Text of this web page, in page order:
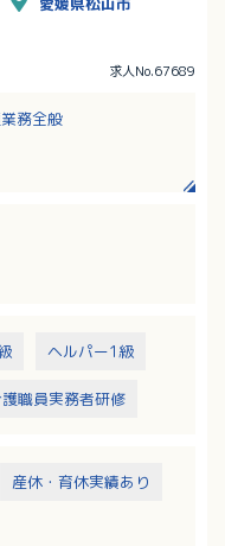
求人No.67689
務全般
員の業務から切り離
ヘルパー1級
職員実務者研修
産休・育休実績あり